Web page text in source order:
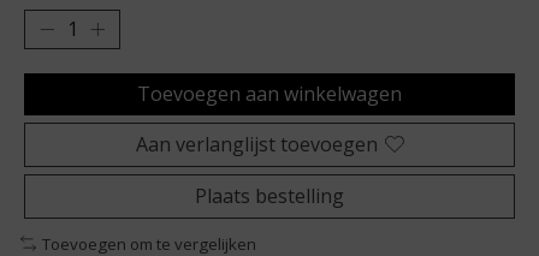
Toevoegen aan winkelwagen
Aan verlanglijst toevoegen
Plaats bestelling
Toevoegen om te vergelijken